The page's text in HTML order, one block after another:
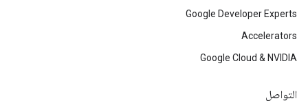
Google Developer Experts
Accelerators
Google Cloud & NVIDIA
التواصل